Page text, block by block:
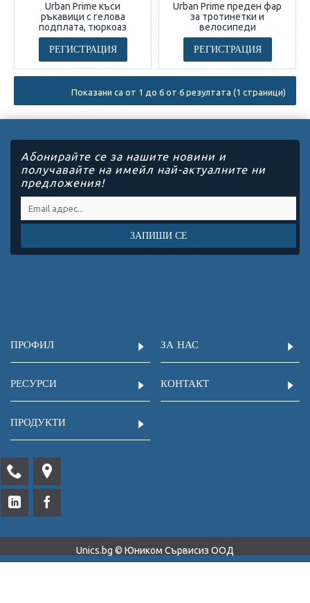
Urban Prime къси
ръкавици с гелова
подплата, тюркоаз
РЕГИСТРАЦИЯ
Urban Prime преден фар
за тротинетки и
велосипеди
РЕГИСТРАЦИЯ
Показани са от 1 до 6 от 6 резултата (1 страници)
Абонирайте се за нашите новини и
получавайте на имейл най-актуалните ни
предложения!
ЗАПИШИ СЕ
ПРОФИЛ ЗА НАС
РЕСУРСИ КОНТАКТ
ПРОДУКТИ
Unics.bg © Юником Сървисиз ООД